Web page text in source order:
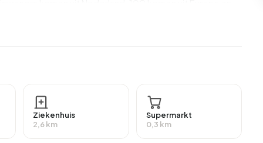
Het gemiddelde inkomen per inkomensontvanger is
gemiddelde van €35.800. Per inwoner ligt het
hoger is dan het nationale gemiddelde van €29.200.
Ziekenhuis
2,6 km
Supermarkt
0,3 km